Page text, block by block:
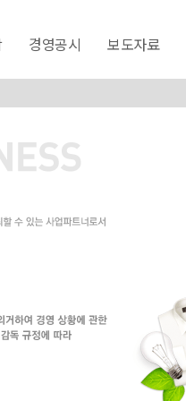
경영공시 보도자료